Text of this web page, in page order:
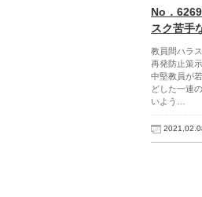
No．
スク苦手
教員間ハラ
再発防止策
中堅教員が
どした一連
いよう…